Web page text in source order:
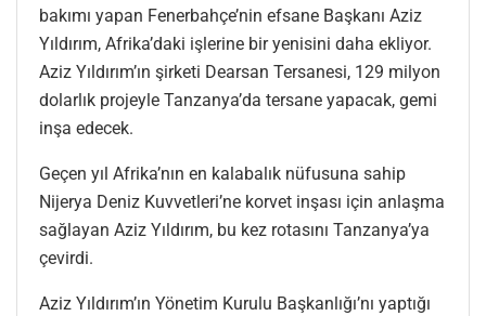
bakımı yapan Fenerbahçe’nin efsane Başkanı Aziz
Yıldırım, Afrika’daki işlerine bir yenisini daha ekliyor.
Aziz Yıldırım’ın şirketi Dearsan Tersanesi, 129 milyon
dolarlık projeyle Tanzanya’da tersane yapacak, gemi
inşa edecek.
Geçen yıl Afrika’nın en kalabalık nüfusuna sahip
Nijerya Deniz Kuvvetleri’ne korvet inşası için anlaşma
sağlayan Aziz Yıldırım, bu kez rotasını Tanzanya’ya
çevirdi.
Aziz Yıldırım’ın Yönetim Kurulu Başkanlığı’nı yaptığı